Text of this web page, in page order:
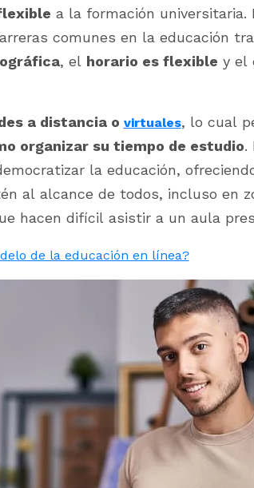
a la formación universitaria.
comunes en la educación
, el horario es flexible y el
a distancia o virtuales, lo cual
organizar su tiempo de estudio.
la educación,
al alcance de todos, incluso en
hacen difícil asistir a un aula
de la educación en línea?